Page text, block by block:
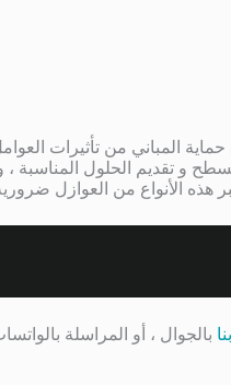
المباني من تأثيرات
و تقديم الحلول المناسبة ، و
هذه الأنواع من العوازل
بالجوال ، أو المراسلة